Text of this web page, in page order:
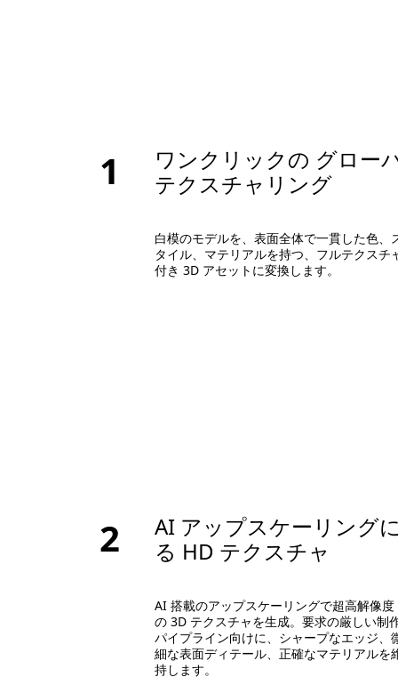
1
ワンクリックの グロー
テクスチャリング
白模のモデルを、表面全体で一貫した色、
タイル、マテリアルを持つ、フルテクスチ
付き 3D アセットに変換します。
2
AI アップスケーリング
る HD テクスチャ
AI 搭載のアップスケーリングで超高解像度
の 3D テクスチャを生成。要求の厳しい制
パイプライン向けに、シャープなエッジ、
細な表面ディテール、正確なマテリアルを
持します。